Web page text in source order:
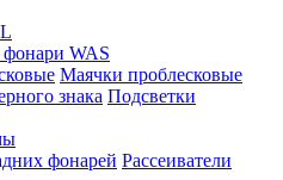
WAS
Маячки проблесковые
Подсветки
Рассеиватели